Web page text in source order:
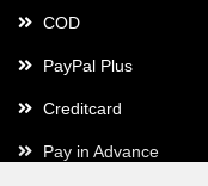
COD
PayPal Plus
Creditcard
Pay in Advance